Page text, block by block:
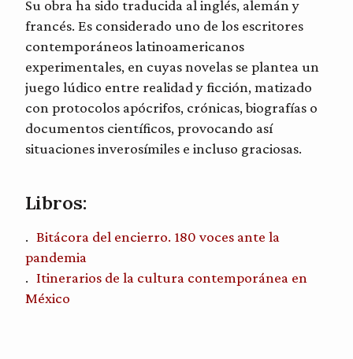
Su obra ha sido traducida al inglés, alemán y
francés. Es considerado uno de los escritores
contemporáneos latinoamericanos
experimentales, en cuyas novelas se plantea un
juego lúdico entre realidad y ficción, matizado
con protocolos apócrifos, crónicas, biografías o
documentos científicos, provocando así
situaciones inverosímiles e incluso graciosas.
Libros:
Bitácora del encierro. 180 voces ante la
pandemia
Itinerarios de la cultura contemporánea en
México